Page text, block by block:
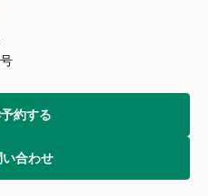
約する
い合わせ